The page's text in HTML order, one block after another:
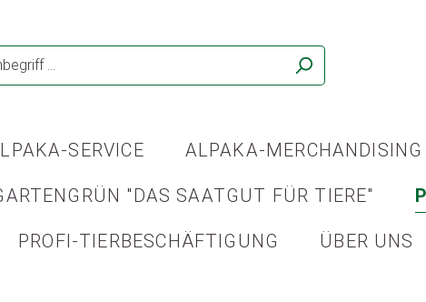
SERVICE ALPAKA-MERCHANDISING
"DAS SAATGUT FÜR TIERE"
PROFI-TIERBESCHÄFTIGUNG ÜBER UNS